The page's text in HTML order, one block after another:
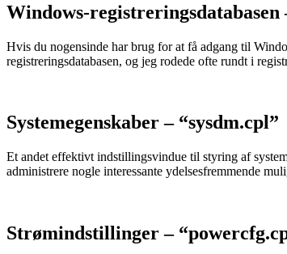
Windows-registreringsdatabasen
Hvis du nogensinde har brug for at få adgang til
registreringsdatabasen, og jeg rodede ofte rundt i
Systemegenskaber – “sysdm.cpl”
Et andet effektivt indstillingsvindue til styring af
administrere nogle interessante ydelsesfremmende
Strømindstillinger –